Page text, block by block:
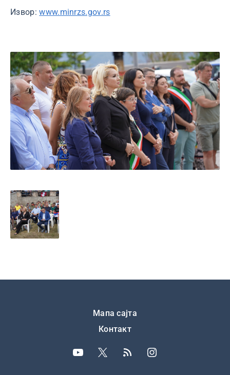
Извор:www.minrzs.gov.rs
Мапа сајта
Контакт